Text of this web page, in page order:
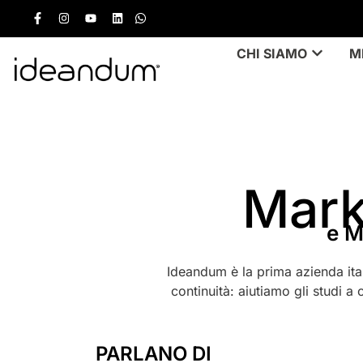
CHI SIAMO
e
Ideandum è la prima azienda
continuità: aiutiamo gli studi a
PARLANO DI